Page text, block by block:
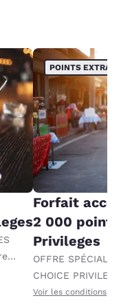
POINTS EXTRA
Forfait
2 000
Privileges
OFFRE SPÉCIALE
CHOICE
progression vers
Voir les conditions